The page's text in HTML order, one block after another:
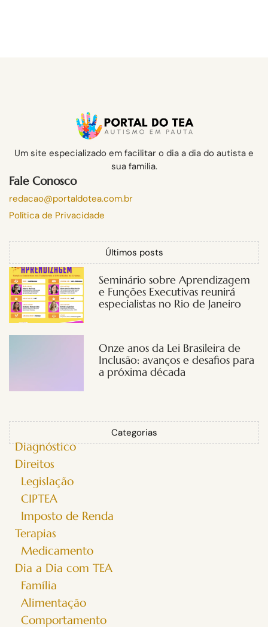
Um site especializado em facilitar o dia a dia do autista e
sua familia.
Fale Conosco
redacao@portaldotea.com.br
Política de Privacidade
Últimos posts
Seminário sobre Aprendizagem
e Funções Executivas reunirá
especialistas no Rio de Janeiro
Onze anos da Lei Brasileira de
Inclusão: avanços e desafios para
a próxima década
Categorias
Diagnóstico
Direitos
Legislação
CIPTEA
Imposto de Renda
Terapias
Medicamento
Dia a Dia com TEA
Família
Alimentação
Comportamento